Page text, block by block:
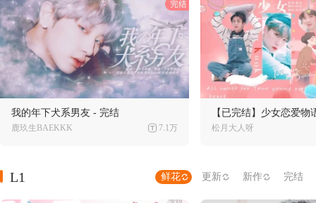
我的年下犬系男友 - 完结
鹿玖生BAEKKK 7.1万
【已完结】少女恋爱物
松月大人呀
L1 鲜花 更新 新作 完结